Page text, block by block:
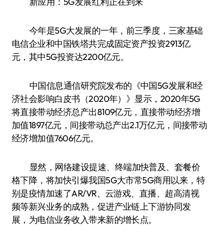
今年是5G大发展的一年，前三季度，三家基础
电信企业和中国铁塔共完成固定资产投资2913亿
元，其中5G投资达2200亿元。
中国信息通信研究院发布的《中国5G发展和经
济社会影响白皮书（2020年）》显示，2020年5G
将直接带动经济总产出8109亿元，直接带动经济增
加值1897亿元，间接带动总产出2.1万亿元，间接带动
经济增加值7606亿元。
显然，网络建设提速、终端加快普及、套餐价
格下降，将加快引爆我国5G大市常5G商用以来，特
别是疫情加速了AR/VR、云游戏、直播、超高清视
频等新兴业务的成熟，促进产业链上下游协同发
展，为电信业务收入带来新的增长点。